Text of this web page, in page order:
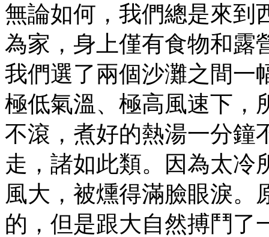
無論如何，我們總是來到
為家，身上僅有食物和露
我們選了兩個沙灘之間一
極低氣溫、極高風速下，
不滾，煮好的熱湯一分鐘
走，諸如此類。因為太冷
風大，被燻得滿臉眼淚。
的，但是跟大自然搏鬥了